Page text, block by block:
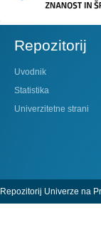
Repozitorij
Uvodnik
Statistika
Univerzitetne strani
Repozitorij Univerze na